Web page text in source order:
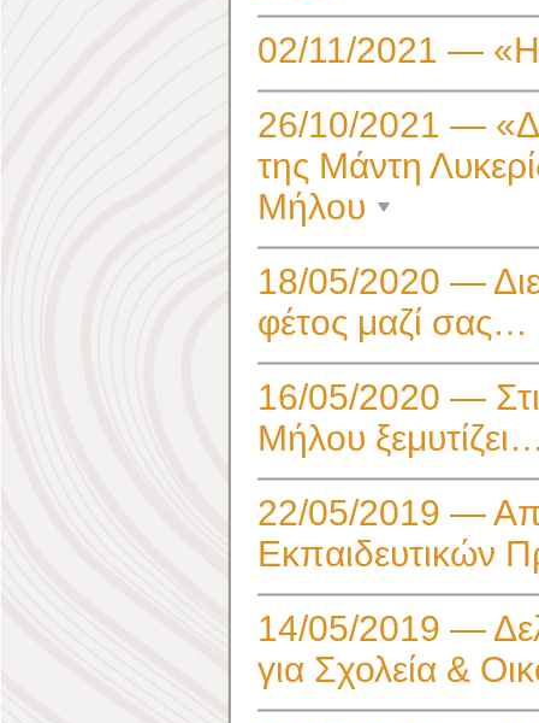
02/11/2021 — «Η
26/10/2021 —
της Μάντη
Μήλου
18/05/2020 —
φέτος μαζί
16/05/2020 —
Μήλου
22/05/2019 —
Εκπαιδευτικών
14/05/2019 —
για Σχολεία &